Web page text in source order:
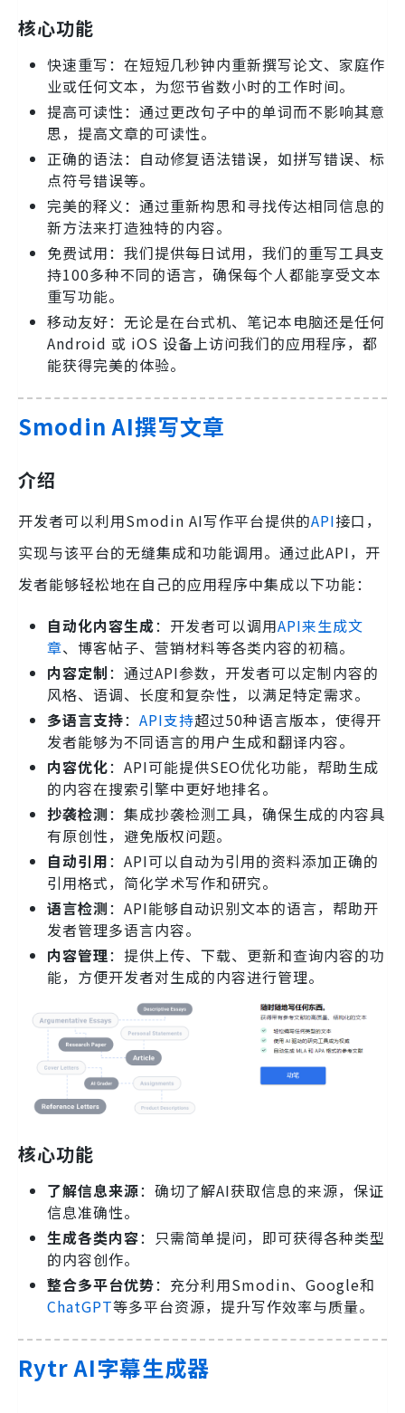
核心功能
快速重写：在短短几秒钟内重新撰写论文、家庭作
业或任何文本，为您节省数小时的工作时间。
提高可读性：通过更改句子中的单词而不影响其意
思，提高文章的可读性。
正确的语法：自动修复语法错误，如拼写错误、标
点符号错误等。
完美的释义：通过重新构思和寻找传达相同信息的
新方法来打造独特的内容。
免费试用：我们提供每日试用，我们的重写工具支
持100多种不同的语言，确保每个人都能享受文本
重写功能。
移动友好：无论是在台式机、笔记本电脑还是任何
Android 或 iOS 设备上访问我们的应用程序，都
能获得完美的体验。
Smodin AI撰写文章
介绍
开发者可以利用Smodin AI写作平台提供的API接口，
实现与该平台的无缝集成和功能调用。通过此API，开
发者能够轻松地在自己的应用程序中集成以下功能：
自动化内容生成：开发者可以调用API来生成文
章、博客帖子、营销材料等各类内容的初稿。
内容定制：通过API参数，开发者可以定制内容的
风格、语调、长度和复杂性，以满足特定需求。
多语言支持： API支持超过50种语言版本，使得开
发者能够为不同语言的用户生成和翻译内容。
内容优化：API可能提供SEO优化功能，帮助生成
的内容在搜索引擎中更好地排名。
抄袭检测：集成抄袭检测工具，确保生成的内容具
有原创性，避免版权问题。
自动引用：API可以自动为引用的资料添加正确的
引用格式，简化学术写作和研究。
语言检测：API能够自动识别文本的语言，帮助开
发者管理多语言内容。
内容管理：提供上传、下载、更新和查询内容的功
能，方便开发者对生成的内容进行管理。
核心功能
了解信息来源：确切了解AI获取信息的来源，保证
信息准确性。
生成各类内容：只需简单提问，即可获得各种类型
的内容创作。
整合多平台优势：充分利用Smodin、Google和
ChatGPT等多平台资源，提升写作效率与质量。
Rytr AI字幕生成器